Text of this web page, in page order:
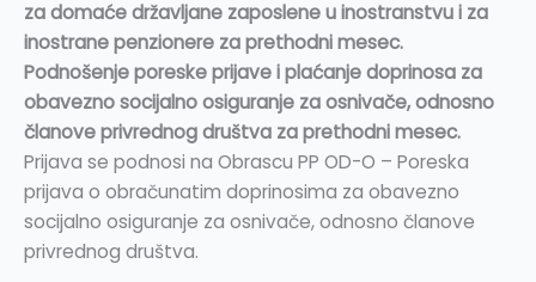
za domaće državljane zaposlene u inostranstvu i za
inostrane penzionere za prethodni mesec.
Podnošenje poreske prijave i plaćanje doprinosa za
obavezno socijalno osiguranje za osnivače, odnosno
članove privrednog društva za prethodni mesec.
Prijava se podnosi na Obrascu PP OD-O – Poreska
prijava o obračunatim doprinosima za obavezno
socijalno osiguranje za osnivače, odnosno članove
privrednog društva.